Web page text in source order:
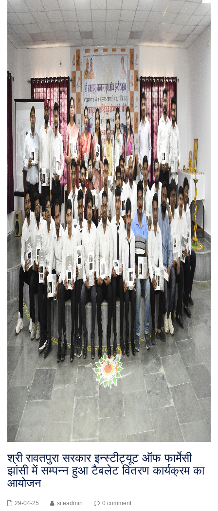
श्री रावतपुरा सरकार इन्स्टीट्यूट ऑफ फार्मेसी
झांसी में सम्पन्न हुआ टैबलेट वितरण कार्यक्रम का
आयोजन
29-04-25 siteadmin 0 comment